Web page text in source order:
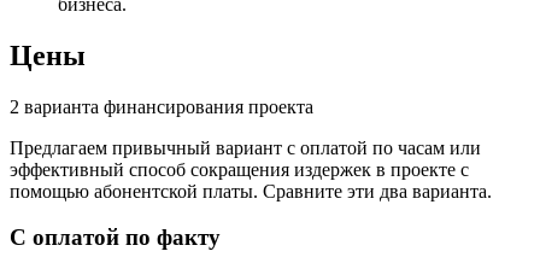
Цены
2 варианта финансирования проекта
Предлагаем привычный вариант с оплатой по часам или
эффективный способ сокращения издержек в проекте с
помощью абонентской платы. Сравните эти два варианта.
С оплатой по факту